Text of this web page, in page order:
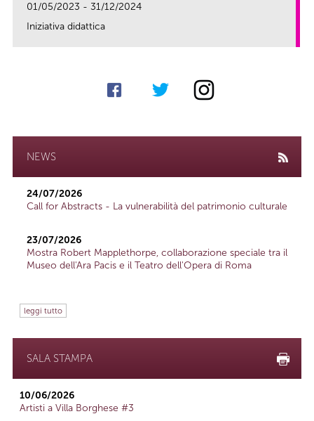
01/05/2023 - 31/12/2024
Iniziativa didattica
NEWS
24/07/2026
Call for Abstracts - La vulnerabilità del patrimonio culturale
23/07/2026
Mostra Robert Mapplethorpe, collaborazione speciale tra il
Museo dell'Ara Pacis e il Teatro dell'Opera di Roma
leggi tutto
SALA STAMPA
10/06/2026
Artisti a Villa Borghese #3